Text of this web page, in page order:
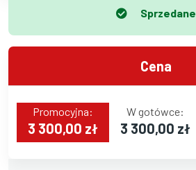
Sprzedane
Cena
Promocyjna:
3 300,00 zł
W gotówce:
3 300,00 zł